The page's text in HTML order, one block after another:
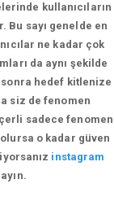
kullanıcıların
Bu sayı genelde en
ne kadar çok
da aynı şekilde
hedef kitlenize
siz de fenomen
sadece fenomen
o kadar güven
instagram